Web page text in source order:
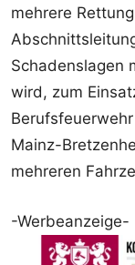
mehrere
Schadenslagen
wird, zum
Mainz-
mehreren
-Werbeanzeige-